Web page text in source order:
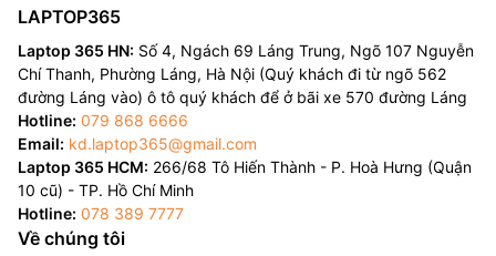
LAPTOP365
Laptop 365 HN: Số 4, Ngách 69 Láng Trung, Ngõ 107 Nguyễn
Chí Thanh, Phường Láng, Hà Nội (Quý khách đi từ ngõ 562
đường Láng vào) ô tô quý khách để ở bãi xe 570 đường Láng
Hotline: 079 868 6666
Email: kd.laptop365@gmail.com
Laptop 365 HCM: 266/68 Tô Hiến Thành - P. Hoà Hưng (Quận
10 cũ) - TP. Hồ Chí Minh
Hotline: 078 389 7777
Về chúng tôi